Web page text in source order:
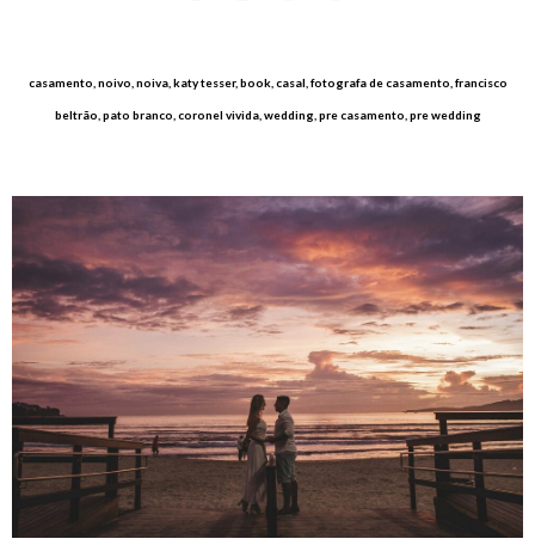
casamento, noivo, noiva, katy tesser, book, casal, fotografa de casamento, francisco
beltrão, pato branco, coronel vivida, wedding, pre casamento, pre wedding